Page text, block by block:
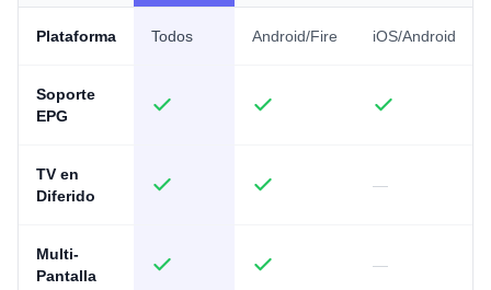
Plataforma Todos Android/Fire iOS/Android
Soporte
EPG
TV en
Diferido
—
Multi-
Pantalla
—